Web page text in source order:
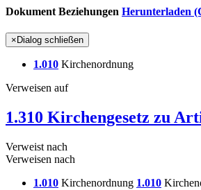
Dokument Beziehungen Herunterladen
× Dialog schließen
1.010 Kirchenordnung
Verweisen auf
1.310 Kirchengesetz zu
Verweist nach
Verweisen nach
1.010 Kirchenordnung 1.010